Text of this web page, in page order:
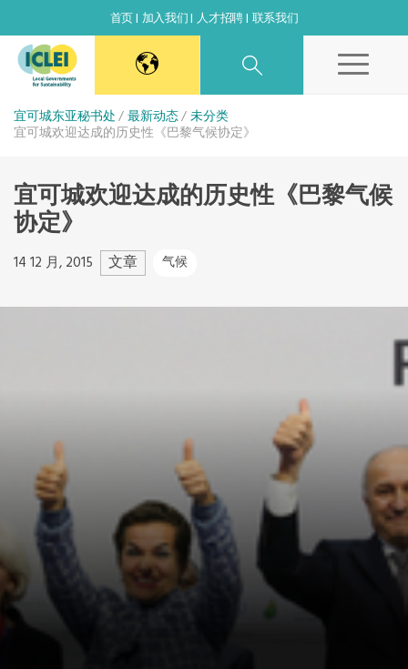
首页 加入我们 人才招聘 联系我们
东亚秘书处
日本办公室
北京代表处
欧洲秘书处
加拿大办公室
美国办公室
墨西哥、中美洲和加勒比海区秘书处
宜可城东亚秘书处 最新动态 未分类
宜可城欢迎达成的历史性《巴黎气候协定》
宜可城欢迎达成的历史性《巴黎气候
协定》
14 12 月, 2015 文章 气候